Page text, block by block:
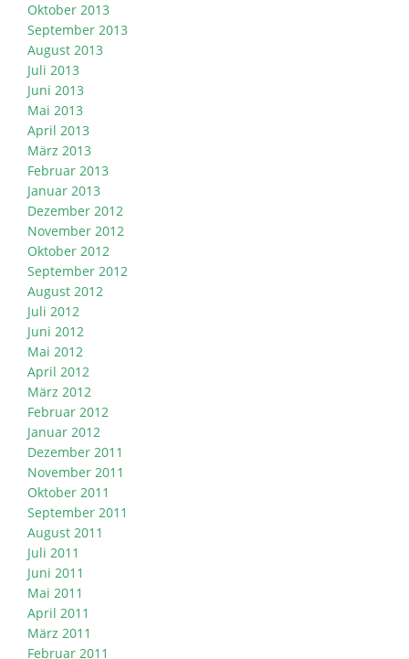
Oktober 2013
September 2013
August 2013
Juli 2013
Juni 2013
Mai 2013
April 2013
März 2013
Februar 2013
Januar 2013
Dezember 2012
November 2012
Oktober 2012
September 2012
August 2012
Juli 2012
Juni 2012
Mai 2012
April 2012
März 2012
Februar 2012
Januar 2012
Dezember 2011
November 2011
Oktober 2011
September 2011
August 2011
Juli 2011
Juni 2011
Mai 2011
April 2011
März 2011
Februar 2011